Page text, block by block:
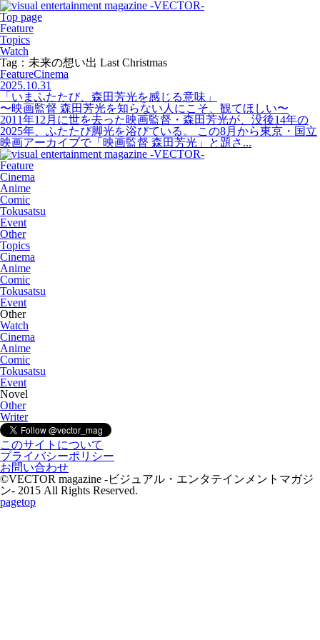
Top page
Feature
Topics
Watch
Tag：未来の想い出 Last Christmas
FeatureCinema
2025.10.31
「いまふたたび、森田芳光を感じる意味」
〜映画監督 森田芳光を知らない人にこそ、観てほしい〜
2011年12月に世を去った映画監督・森田芳光が、没後14年の
2025年、ふたたび脚光を浴びている。 この8月から東京・国立
映画アーカイブで「映画監督 森田芳光」と題さ...
Feature
Cinema
Anime
Comic
Tokusatsu
Event
Other
Topics
Cinema
Anime
Comic
Tokusatsu
Event
Other
Watch
Cinema
Anime
Comic
Tokusatsu
Event
Novel
Other
Writer
このサイトについて
プライバシーポリシー
お問い合わせ
©VECTOR magazine -ビジュアル・エンタテインメントマガジ
ン- 2015 All Rights Reserved.
pagetop